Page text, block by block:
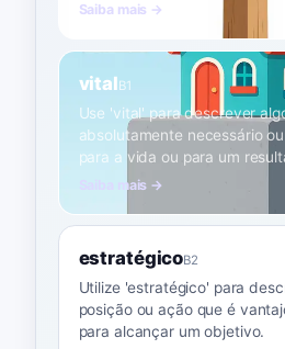
Saiba mais →
vitalB1
Use 'vital' para descrever
absolutamente necessário
para a vida ou para um
Saiba mais →
estratégicoB2
Utilize 'estratégico' para
posição ou ação que é
para alcançar um objetivo.